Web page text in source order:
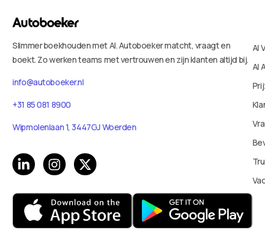
Slimmer boekhouden met AI. Autoboeker matcht, vraagt en
boekt. Zo werken teams met vertrouwen en zijn klanten altijd bij.
info@autoboeker.nl
+31 85 081 8900
Wipmolenlaan 1, 3447GJ Woerden
AI
AI